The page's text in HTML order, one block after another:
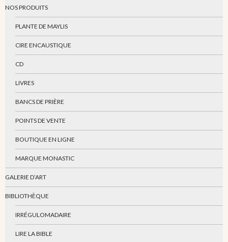
NOS PRODUITS
PLANTE DE MAYLIS
CIRE ENCAUSTIQUE
CD
LIVRES
BANCS DE PRIÈRE
POINTS DE VENTE
BOUTIQUE EN LIGNE
MARQUE MONASTIC
GALERIE D’ART
BIBLIOTHÈQUE
IRRÉGULOMADAIRE
LIRE LA BIBLE